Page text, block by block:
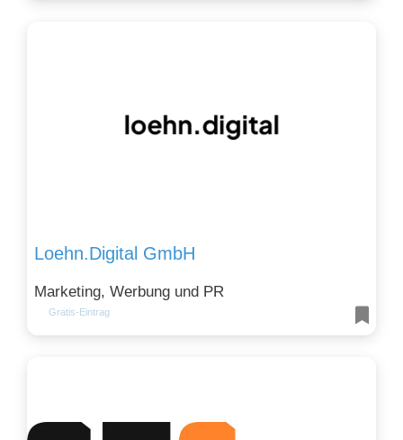
Loehn.Digital GmbH
Marketing, Werbung und PR
Gratis-Eintrag